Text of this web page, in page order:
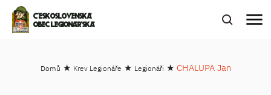
ČESKOSLOVENSKÁ
OBEC LEGIONÁŘSKÁ
menu
Domů ★ Krev Legionáře ★ Legionáři ★ CHALUPA Jan